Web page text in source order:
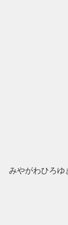
みやがわひろゆ